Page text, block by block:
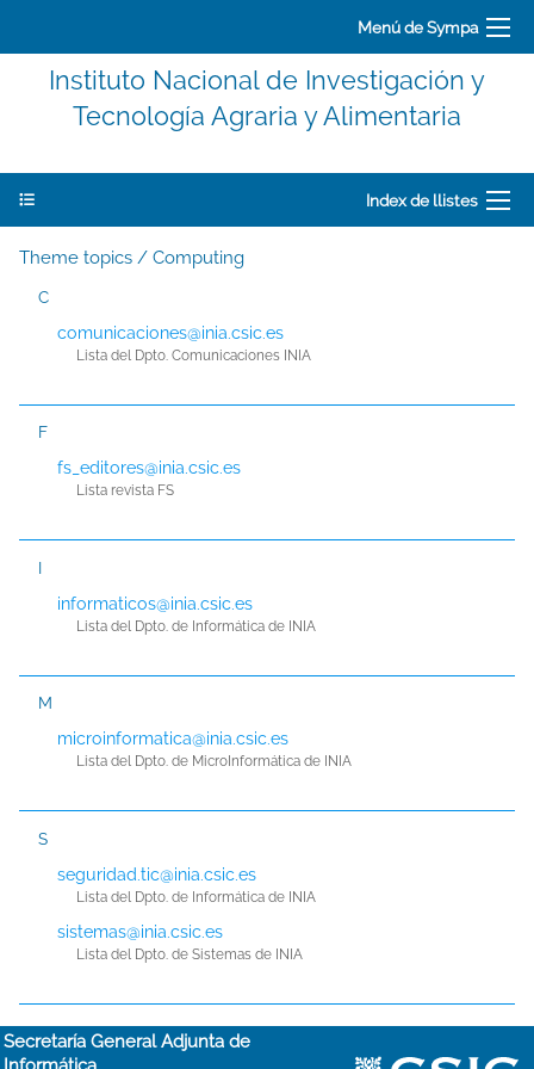
Menú de Sympa
Instituto Nacional de Investigación y
Tecnología Agraria y Alimentaria
Index de llistes
Theme topics / Computing
C
comunicaciones@inia.csic.es
Lista del Dpto. Comunicaciones INIA
F
fs_editores@inia.csic.es
Lista revista FS
I
informaticos@inia.csic.es
Lista del Dpto. de Informática de INIA
M
microinformatica@inia.csic.es
Lista del Dpto. de MicroInformática de INIA
S
seguridad.tic@inia.csic.es
Lista del Dpto. de Informática de INIA
sistemas@inia.csic.es
Lista del Dpto. de Sistemas de INIA
Secretaría General Adjunta de